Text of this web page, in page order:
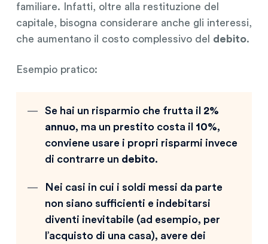
familiare. Infatti, oltre alla restituzione del
capitale, bisogna considerare anche gli interessi,
che aumentano il costo complessivo del debito.
Esempio pratico:
Se hai un risparmio che frutta il 2%
annuo, ma un prestito costa il 10%,
conviene usare i propri risparmi invece
di contrarre un debito.
Nei casi in cui i soldi messi da parte
non siano sufficienti e indebitarsi
diventi inevitabile (ad esempio, per
l’acquisto di una casa), avere dei